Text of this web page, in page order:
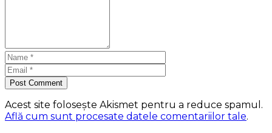
Post Comment
Acest site folosește Akismet pentru a reduce spamul.
Află cum sunt procesate datele comentariilor tale.